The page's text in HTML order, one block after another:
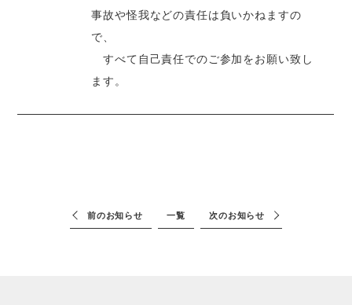
事故や怪我などの責任は負いかねますの
で、
すべて自己責任でのご参加をお願い致し
ます。
前のお知らせ 一覧 次のお知らせ